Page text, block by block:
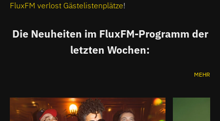
FluxFM verlost Gästelistenplätze!
Die Neuheiten im FluxFM-Programm der
letzten Wochen:
MEHR